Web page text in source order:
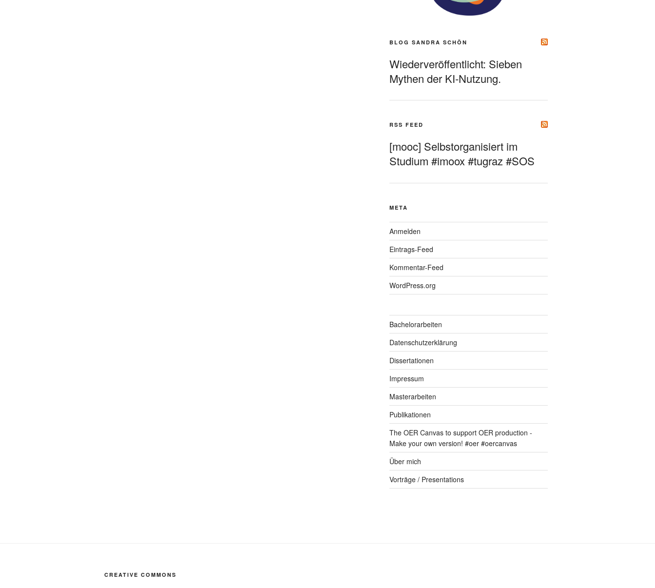
BLOG SANDRA SCHÖN
Wiederveröffentlicht: Sieben
Mythen der KI-Nutzung.
RSS FEED
[mooc] Selbstorganisiert im
Studium #imoox #tugraz #SOS
META
Anmelden
Eintrags-Feed
Kommentar-Feed
WordPress.org
Bachelorarbeiten
Datenschutzerklärung
Dissertationen
Impressum
Masterarbeiten
Publikationen
The OER Canvas to support OER production -
Make your own version! #oer #oercanvas
Über mich
Vorträge / Presentations
CREATIVE COMMONS